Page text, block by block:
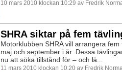
10 mars 2010 klockan 10:29 av Fredrik
SHRA siktar på fem
Motorklubben SHRA vill arrangera
maj och september i år. Dessa
nu att söka tillstånd för – och lä...
11 mars 2010 klockan 10:20 av Fredrik